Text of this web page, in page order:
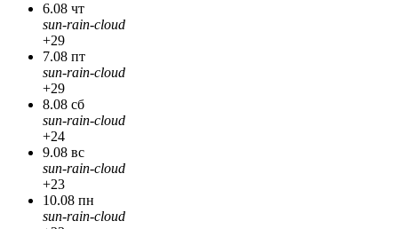
6.08 чт
sun-rain-cloud
+29
7.08 пт
sun-rain-cloud
+29
8.08 сб
sun-rain-cloud
+24
9.08 вс
sun-rain-cloud
+23
10.08 пн
sun-rain-cloud